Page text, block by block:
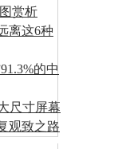
赏析
离这6种
的中
尺寸屏幕
观致之路